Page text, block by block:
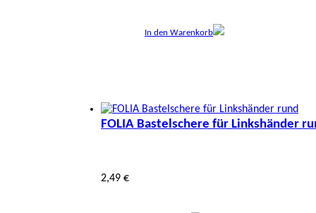
In den Warenkorb
FOLIA Bastelschere für Linkshänder
2,49 €